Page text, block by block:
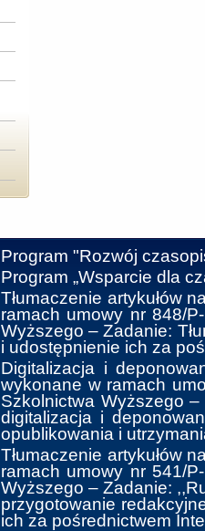
Program "Rozwój
Program „Wsparcie dla
Tłumaczenie artykułów
ramach umowy nr 848/
Wyższego ‒ Zadanie:
i udostępnienie ich za
Digitalizacja i
wykonane w ramach
Szkolnictwa Wyższego
digitalizacja i
opublikowania i
Tłumaczenie artykułów
ramach umowy nr 541/
Wyższego ‒ Zadanie:
przygotowanie
ich za pośrednictwem